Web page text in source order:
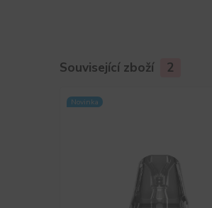
Související zboží 2
Novinka